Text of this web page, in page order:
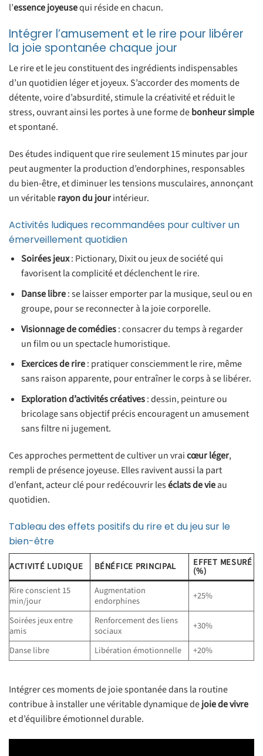
l’essence joyeusequi réside en chacun.
Intégrer l’amusement et le rire pour libérer
la joie spontanée chaque jour
Le rire et le jeu constituent des ingrédients indispensables
d’un quotidien léger et joyeux. S’accorder des moments de
détente, voire d’absurdité, stimule la créativité et réduit le
stress, ouvrant ainsi les portes à une forme debonheur simple
et spontané.
Des études indiquent que rire seulement 15 minutes par jour
peut augmenter la production d’endorphines, responsables
du bien-être, et diminuer les tensions musculaires, annonçant
un véritablerayon du jourintérieur.
Activités ludiques recommandées pour cultiver un
émerveillement quotidien
Soirées jeux: Pictionary, Dixit ou jeux de société qui
favorisent la complicité et déclenchent le rire.
Danse libre: se laisser emporter par la musique, seul ou en
groupe, pour se reconnecter à la joie corporelle.
Visionnage de comédies: consacrer du temps à regarder
un film ou un spectacle humoristique.
Exercices de rire: pratiquer consciemment le rire, même
sans raison apparente, pour entraîner le corps à se libérer.
Exploration d’activités créatives: dessin, peinture ou
bricolage sans objectif précis encouragent un amusement
sans filtre ni jugement.
Ces approches permettent de cultiver un vraicœur léger,
rempli de présence joyeuse. Elles ravivent aussi la part
d’enfant, acteur clé pour redécouvrir leséclats de vieau
quotidien.
Tableau des effets positifs du rire et du jeu sur le
bien-être
ACTIVITÉ LUDIQUE BÉNÉFICE PRINCIPAL EFFET MESURÉ
(%)
Rire conscient 15
min/jour
Augmentation
endorphines
+25%
Soirées jeux entre
amis
Renforcement des liens
sociaux
+30%
Danse libre
Libération émotionnelle +20%
Intégrer ces moments de joie spontanée dans la routine
contribue à installer une véritable dynamique dejoie de vivre
et d’équilibre émotionnel durable.